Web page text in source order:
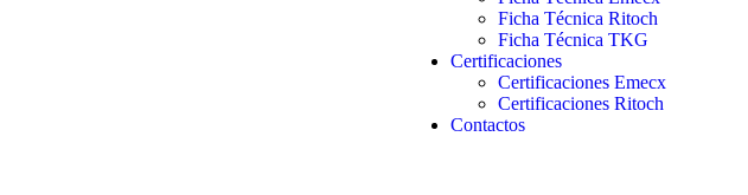
Ficha Técnica Ritoch
Ficha Técnica TKG
Certificaciones
Certificaciones Emecx
Certificaciones Ritoch
Contactos